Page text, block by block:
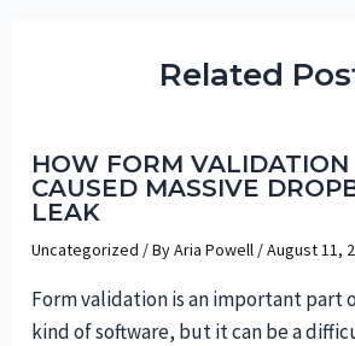
Related
HOW FORM VALIDATION
CAUSED MASSIVE
LEAK
Uncategorized / ByAria Powell /August 11,
Form validation is an important part
kind of software, but it can be a